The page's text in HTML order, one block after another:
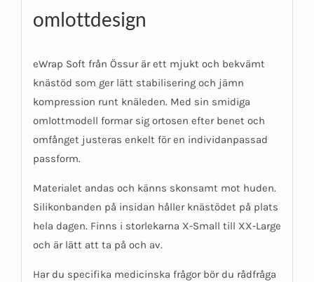
omlottdesign
eWrap Soft från Össur är ett mjukt och bekvämt
knästöd som ger lätt stabilisering och jämn
kompression runt knäleden. Med sin smidiga
omlottmodell formar sig ortosen efter benet och
omfånget justeras enkelt för en individanpassad
passform.
Materialet andas och känns skonsamt mot huden.
Silikonbanden på insidan håller knästödet på plats
hela dagen. Finns i storlekarna X-Small till XX-Large
och är lätt att ta på och av.
Har du specifika medicinska frågor bör du rådfråga